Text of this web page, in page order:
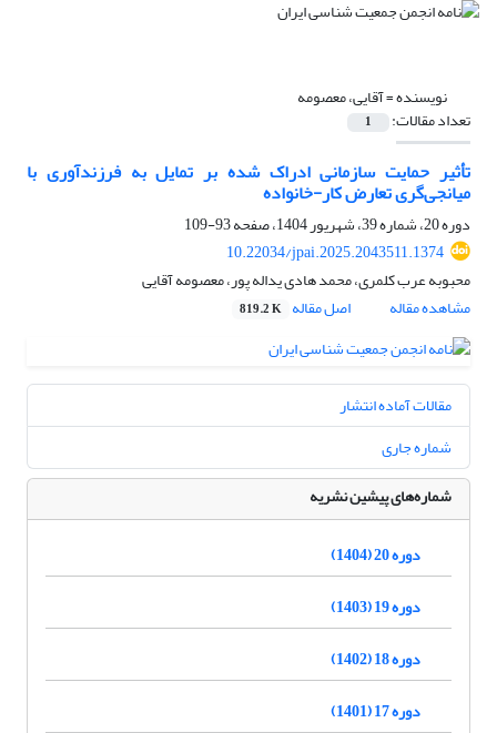
نویسنده =آقایی، معصومه
تعداد مقالات: 1
تأثیر حمایت سازمانی ادراک شده بر تمایل به فرزندآوری با
میانجی‌گری تعارض کار-خانواده
دوره 20، شماره 39، شهریور 1404، صفحه
93-109
10.22034/jpai.2025.2043511.1374
محبوبه عرب کلمری، محمد هادی یداله پور، معصومه آقایی
مشاهده مقاله
اصل مقاله 819.2 K
مقالات آماده انتشار
شماره جاری
شماره‌های پیشین نشریه
دوره 20 (1404)
دوره 19 (1403)
دوره 18 (1402)
دوره 17 (1401)